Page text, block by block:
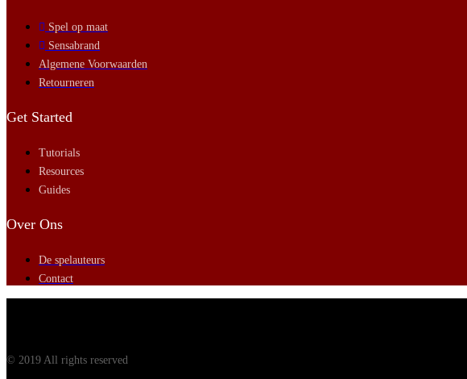
Spel op maat
Sensabrand
Algemene Voorwaarden
Retourneren
Get Started
Tutorials
Resources
Guides
Over Ons
De spelauteurs
Contact
© 2019 All rights reserved